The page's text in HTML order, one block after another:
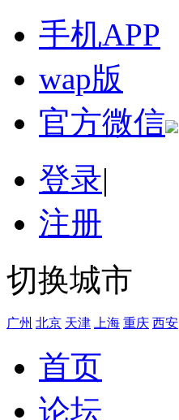
手机APP
wap版
官方微信
登录|
注册
切换城市
广州 北京 天津 上海 重庆 西安
首页
论坛